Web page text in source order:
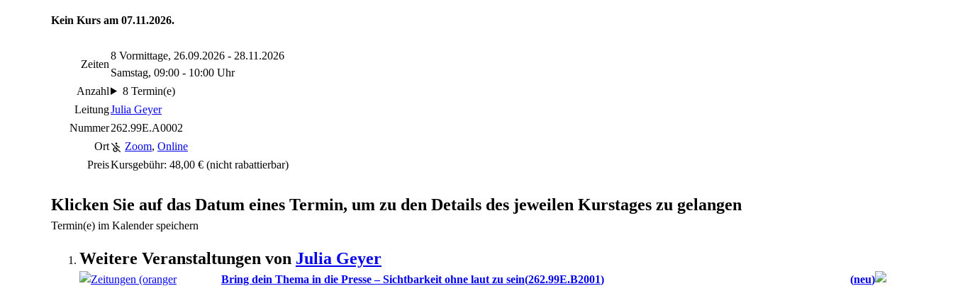
Kein Kurs am 07.11.2026.
Zeiten
8 Vormittage, 26.09.2026 - 28.11.2026
Samstag, 09:00 - 10:00 Uhr
Anzahl
8 Termin(e)
LeitungJulia Geyer
Nummer262.99E.A0002
Ort
Zoom, Online
PreisKursgebühr: 48,00 € (nicht rabattierbar)
Klicken Sie auf das Datum eines Termin, um zu den Details des jeweilen Kurstages zu gelangen
Termin(e) im Kalender speichern
Weitere Veranstaltungen von Julia Geyer
Bring dein Thema in die Presse – Sichtbarkeit ohne laut zu sein 262.99E.B2001
neu